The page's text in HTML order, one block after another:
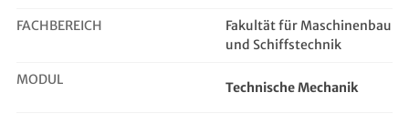
Prüfung Technische Mechanik II (WS...
FACHBEREICH
Fakultät für Maschinenbau
und Schiffstechnik
MODUL Technische Mechanik